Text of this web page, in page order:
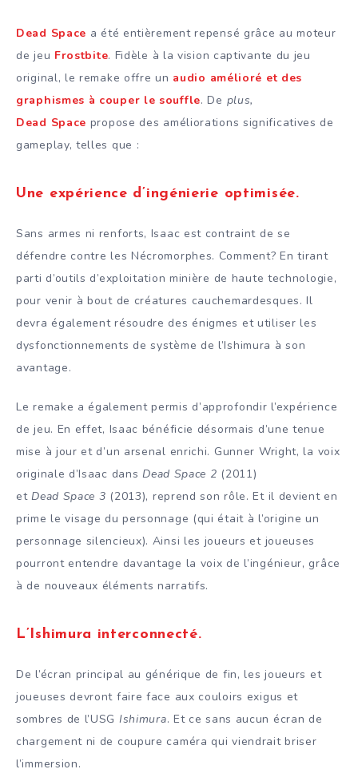
Dead Space a été entièrement repensé grâce au moteur
de jeu Frostbite. Fidèle à la vision captivante du jeu
original, le remake offre un audio amélioré et des
graphismes à couper le souffle. De plus,
Dead Space propose des améliorations significatives de
gameplay, telles que :
Une expérience d’ingénierie optimisée.
Sans armes ni renforts, Isaac est contraint de se
défendre contre les Nécromorphes. Comment? En tirant
parti d’outils d’exploitation minière de haute technologie,
pour venir à bout de créatures cauchemardesques. Il
devra également résoudre des énigmes et utiliser les
dysfonctionnements de système de l’Ishimura à son
avantage.
Le remake a également permis d’approfondir l’expérience
de jeu. En effet, Isaac bénéficie désormais d’une tenue
mise à jour et d’un arsenal enrichi. Gunner Wright, la voix
originale d’Isaac dansDead Space 2 (2011)
etDead Space 3 (2013), reprend son rôle. Et il devient en
prime le visage du personnage (qui était à l’origine un
personnage silencieux). Ainsi les joueurs et joueuses
pourront entendre davantage la voix de l’ingénieur, grâce
à de nouveaux éléments narratifs. ​
L’Ishimura interconnecté.
De l’écran principal au générique de fin, les joueurs et
joueuses devront faire face aux couloirs exigus et
sombres de l’USG Ishimura. Et ce sans aucun écran de
chargement ni de coupure caméra qui viendrait briser
l’immersion.